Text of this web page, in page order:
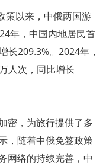
策以来，中俄两国游
年，中国内地居民首
长209.3%。2024年，
人次，同比增长
密，为旅行提供了多
，随着中俄免签政策
网络的持续完善，中